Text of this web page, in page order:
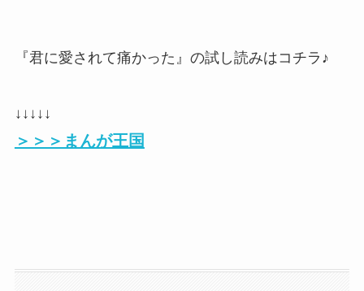
『君に愛されて痛かった』の試し読みはコチラ♪
↓↓↓↓↓
＞＞＞まんが王国